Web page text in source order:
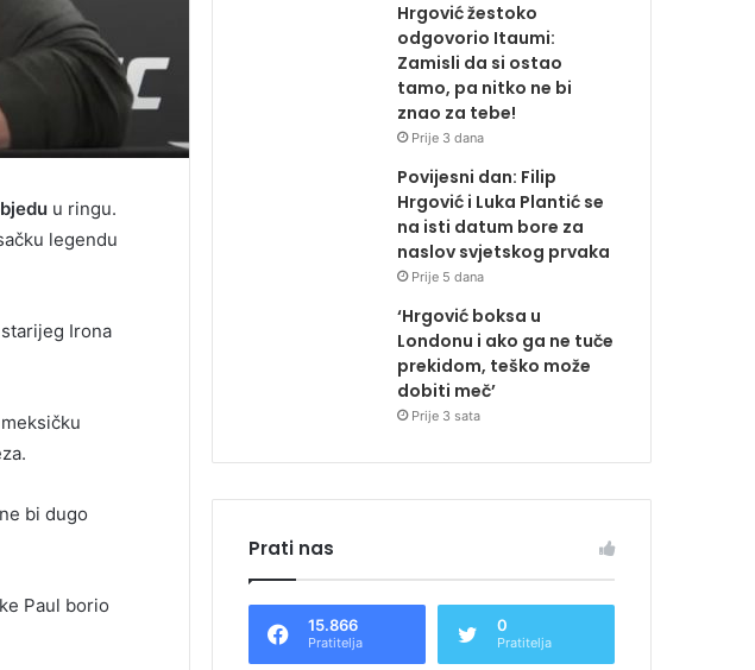
u ringu.
legendu
Irona
bi dugo
Paul borio
Hrgović žestoko
odgovorio Itaumi:
Zamisli da si ostao
tamo, pa nitko ne bi
znao za tebe!
Prije 3 dana
Povijesni dan: Filip
Hrgović i Luka Plantić se
na isti datum bore za
naslov svjetskog prvaka
Prije 5 dana
‘Hrgović boksa u
Londonu i ako ga ne tuče
prekidom, teško može
dobiti meč’
Prije 3 sata
Prati nas
15.866
Pratitelja
0
Pratitelja